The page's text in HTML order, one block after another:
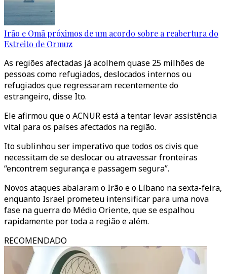
Irão e Omã próximos de um acordo sobre a reabertura do
Estreito de Ormuz
As regiões afectadas já acolhem quase 25 milhões de
pessoas como refugiados, deslocados internos ou
refugiados que regressaram recentemente do
estrangeiro, disse Ito.
Ele afirmou que o ACNUR está a tentar levar assistência
vital para os países afectados na região.
Ito sublinhou ser imperativo que todos os civis que
necessitam de se deslocar ou atravessar fronteiras
“encontrem segurança e passagem segura”.
Novos ataques abalaram o Irão e o Líbano na sexta-feira,
enquanto Israel prometeu intensificar para uma nova
fase na guerra do Médio Oriente, que se espalhou
rapidamente por toda a região e além.
RECOMENDADO